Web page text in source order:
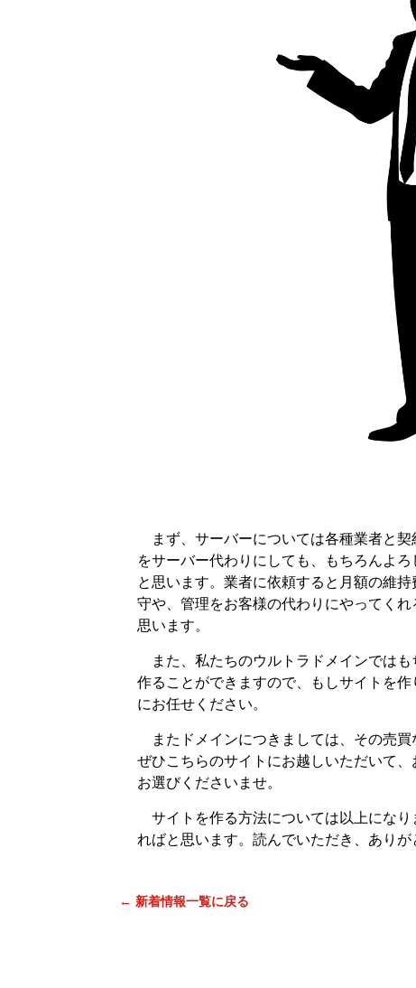
まず、サーバーについては各種業者と
をサーバー代わりにしても、もちろんよ
と思います。業者に依頼すると月額の維
守や、管理をお客様の代わりにやってく
思います。
また、私たちのウルトラドメインでは
作ることができますので、もしサイトを
にお任せください。
またドメインにつきましては、その売買
ぜひこちらのサイトにお越しいただいて
お選びくださいませ。
サイトを作る方法については以上にな
ればと思います。読んでいただき、ありが
← 新着情報一覧に戻る